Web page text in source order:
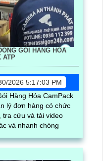
GÓI HÀNG HÓA
ATP
2026 5:17:03 PM
Hàng Hóa CamPack
lý đơn hàng có chức
tra cứu và tải video
và nhanh chóng